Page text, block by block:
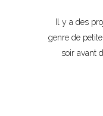
Il y a des
genre de
soir avant